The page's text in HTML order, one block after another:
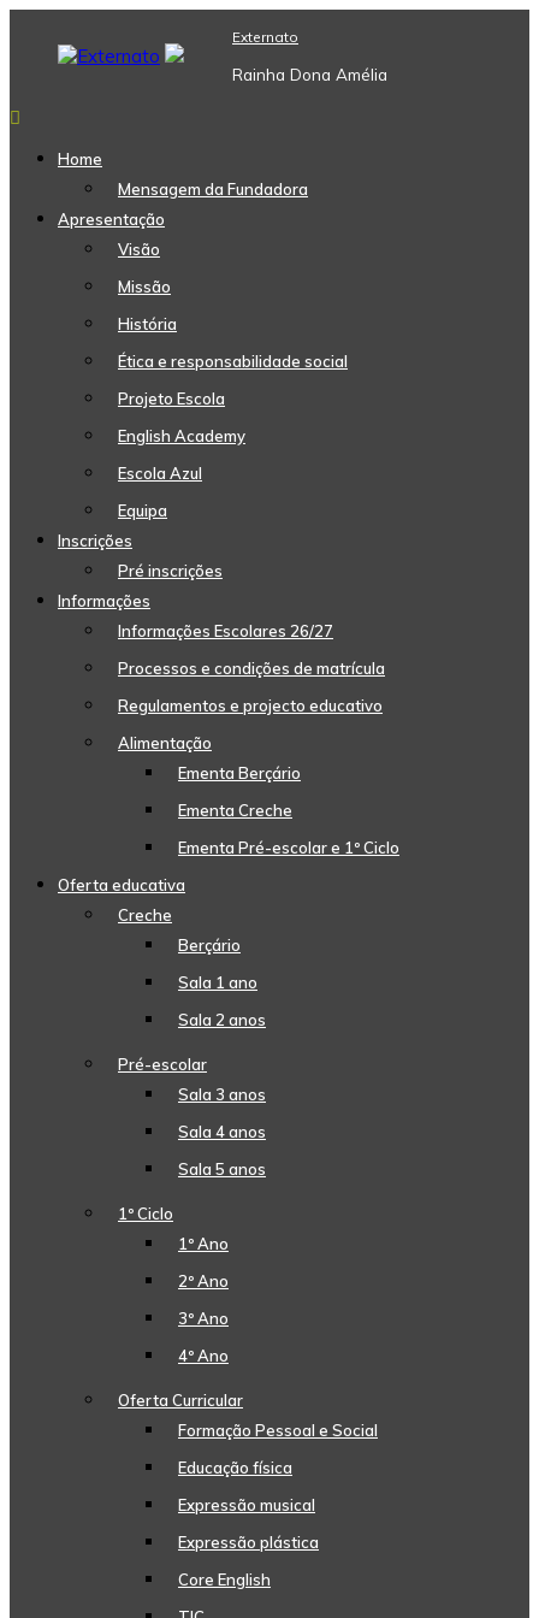
content
Externato
Rainha Dona Amélia
Home
Mensagem da Fundadora
Apresentação
Visão
Missão
História
Ética e responsabilidade social
Projeto Escola
English Academy
Escola Azul
Equipa
Inscrições
Pré inscrições
Informações
Informações Escolares 26/27
Processos e condições de matrícula
Regulamentos e projecto educativo
Alimentação
Ementa Berçário
Ementa Creche
Ementa Pré-escolar e 1º Ciclo
Oferta educativa
Creche
Berçário
Sala 1 ano
Sala 2 anos
Pré-escolar
Sala 3 anos
Sala 4 anos
Sala 5 anos
1º Ciclo
1º Ano
2º Ano
3º Ano
4º Ano
Oferta Curricular
Formação Pessoal e Social
Educação física
Expressão musical
Expressão plástica
Core English